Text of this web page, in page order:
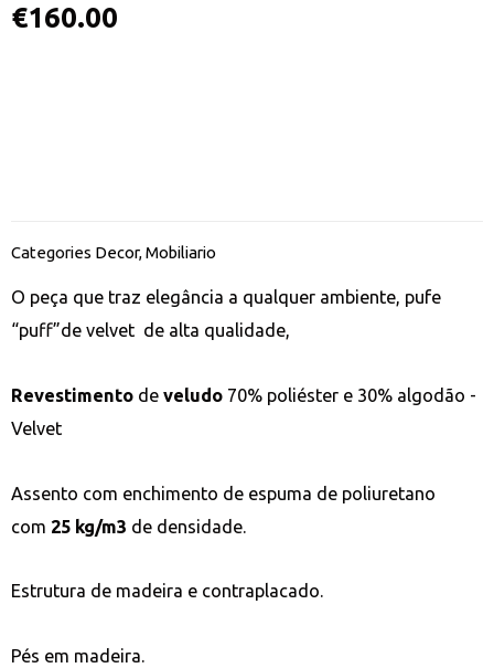
€160.00
Categories Decor,Mobiliario
O peça que traz elegância a qualquer ambiente, pufe
“puff”de velvet de alta qualidade,
Revestimento de veludo 70% poliéster e 30% algodão -
Velvet
Assento com enchimento de espuma de poliuretano
com 25 kg/m3 de densidade.
Estrutura de madeira e contraplacado.
Pés em madeira.